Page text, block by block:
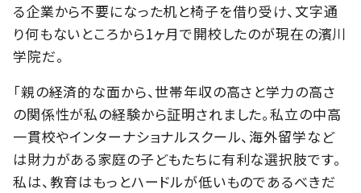
る企業から不要になった机と椅子を借り受け、文字通
り何もないところから1ヶ月で開校したのが現在の濱川
学院だ。
「親の経済的な面から、世帯年収の高さと学力の高さ
の関係性が私の経験から証明されました。私立の中高
一貫校やインターナショナルスクール、海外留学など
は財力がある家庭の子どもたちに有利な選択肢です。
私は、教育はもっとハードルが低いものであるべきだ